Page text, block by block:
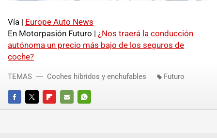
Vía | Europe Auto News
En Motorpasión Futuro | ¿Nos traerá la conducción
autónoma un precio más bajo de los seguros de
coche?
FACEBOOKTWITTERFLIPBOARD
E-
WHATSAPP
TEMAS Coches híbridos y enchufables Futuro